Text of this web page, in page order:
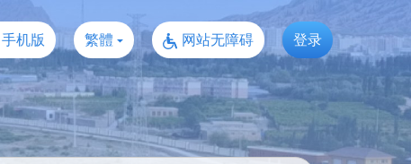
手机版 繁體 网站无障碍 登录